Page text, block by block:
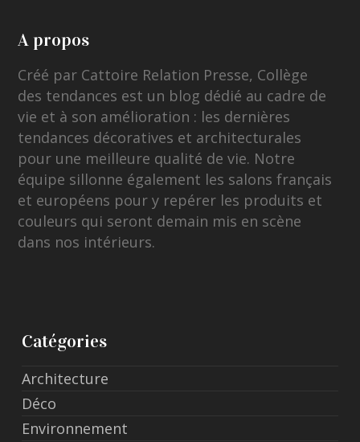
A propos
Créé par Cattoire Relation Presse, Collège
des tendances est un blog dédié au cadre de
vie et à son amélioration : les dernières
tendances décoratives et architecturales
pour une meilleure qualité de vie. Notre
équipe sillonne également les salons français
et européens pour y repérer les produits et
couleurs qui seront demain mis en scène
dans nos intérieurs.
Catégories
Architecture
Déco
Environnement